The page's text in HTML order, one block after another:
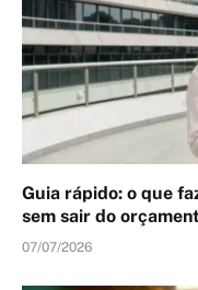
Guia rápido: o que
sem sair do
07/07/2026